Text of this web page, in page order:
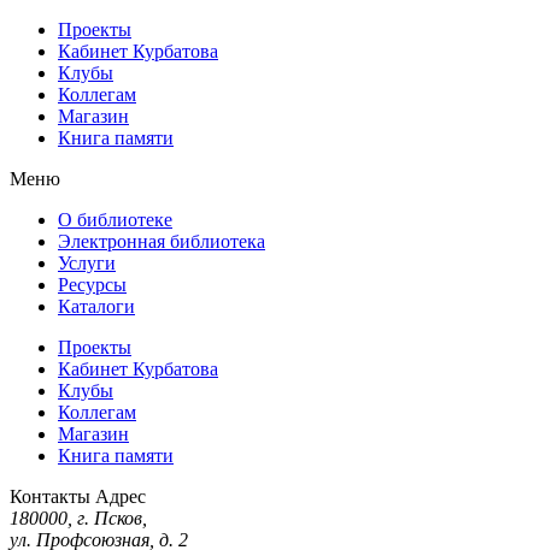
Проекты
Кабинет Курбатова
Клубы
Коллегам
Магазин
Книга памяти
Меню
О библиотеке
Электронная библиотека
Услуги
Ресурсы
Каталоги
Проекты
Кабинет Курбатова
Клубы
Коллегам
Магазин
Книга памяти
Контакты Адрес
180000, г. Псков,
ул. Профсоюзная, д. 2